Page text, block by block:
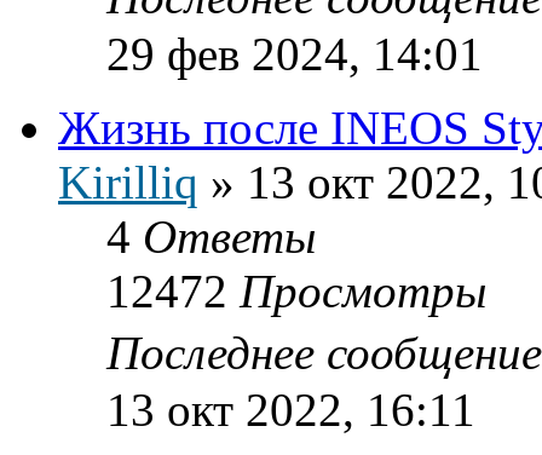
29 фев 2024, 14:01
Жизнь после INEOS
Kirilliq » 13 окт 2022,
4 Ответы
12472 Просмотры
Последнее
13 окт 2022, 16:11